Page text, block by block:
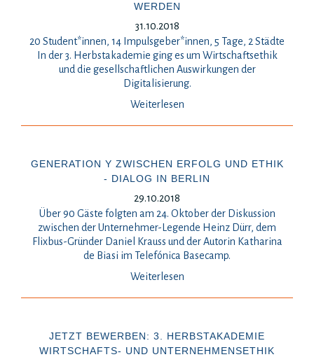
WERDEN
31.10.2018
20 Student*innen, 14 Impulsgeber*innen, 5 Tage, 2 Städte
In der 3. Herbstakademie ging es um Wirtschaftsethik
und die gesellschaftlichen Auswirkungen der
Digitalisierung.
Weiterlesen
GENERATION Y ZWISCHEN ERFOLG UND ETHIK
- DIALOG IN BERLIN
29.10.2018
Über 90 Gäste folgten am 24. Oktober der Diskussion
zwischen der Unternehmer-Legende Heinz Dürr, dem
Flixbus-Gründer Daniel Krauss und der Autorin Katharina
de Biasi im Telefónica Basecamp.
Weiterlesen
JETZT BEWERBEN: 3. HERBSTAKADEMIE
WIRTSCHAFTS- UND UNTERNEHMENSETHIK